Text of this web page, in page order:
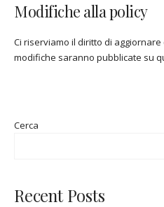
Modifiche alla policy
Ci riserviamo il diritto di
modifiche saranno pubblicate su
Cerca
Recent Posts